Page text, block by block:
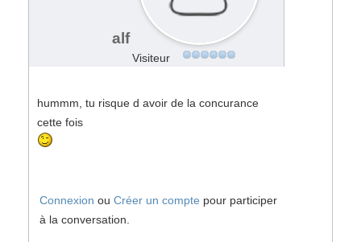
alf
Visiteur
hummm, tu risque d avoir de la concurance
cette fois
Connexion ou Créer un compte pour participer
à la conversation.